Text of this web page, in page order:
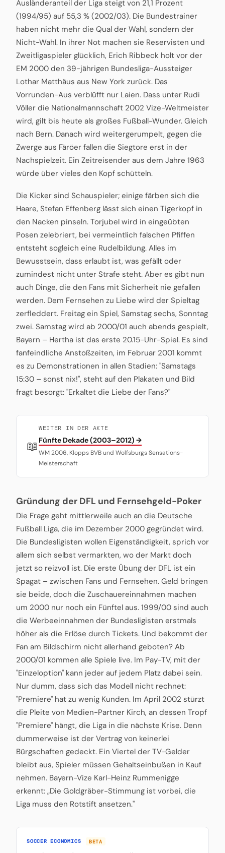
Ausländeranteil der Liga steigt von 21,1 Prozent
(1994/95) auf 55,3 % (2002/03). Die Bundestrainer
haben nicht mehr die Qual der Wahl, sondern der
Nicht-Wahl. In ihrer Not machen sie Reservisten und
Zweitligaspieler glücklich, Erich Ribbeck holt vor der
EM 2000 den 39-jährigen Bundesliga-Aussteiger
Lothar Matthäus aus New York zurück. Das
Vorrunden-Aus verblüfft nur Laien. Dass unter Rudi
Völler die Nationalmannschaft 2002 Vize-Weltmeister
wird, gilt bis heute als großes Fußball-Wunder. Gleich
nach Bern. Danach wird weitergerumpelt, gegen die
Zwerge aus Färöer fallen die Siegtore erst in der
Nachspielzeit. Ein Zeitreisender aus dem Jahre 1963
würde über vieles den Kopf schütteln.
Die Kicker sind Schauspieler; einige färben sich die
Haare, Stefan Effenberg lässt sich einen Tigerkopf in
den Nacken pinseln. Torjubel wird in eingeübten
Posen zelebriert, bei vermeintlich falschen Pfiffen
entsteht sogleich eine Rudelbildung. Alles im
Bewusstsein, dass erlaubt ist, was gefällt oder
zumindest nicht unter Strafe steht. Aber es gibt nun
auch Dinge, die den Fans mit Sicherheit nie gefallen
werden. Dem Fernsehen zu Liebe wird der Spieltag
zerfleddert. Freitag ein Spiel, Samstag sechs, Sonntag
zwei. Samstag wird ab 2000/01 auch abends gespielt,
Bayern – Hertha ist das erste 20.15-Uhr-Spiel. Es sind
fanfeindliche Anstoßzeiten, im Februar 2001 kommt
es zu Demonstrationen in allen Stadien: "Samstags
15:30 – sonst nix!", steht auf den Plakaten und Bild
fragt besorgt: "Erkaltet die Liebe der Fans?"
📖
WEITER IN DER AKTE
Fünfte Dekade (2003–2012) →
WM 2006, Klopps BVB und Wolfsburgs Sensations-
Meisterschaft
Gründung der DFL und Fernsehgeld-Poker
Die Frage geht mittlerweile auch an die Deutsche
Fußball Liga, die im Dezember 2000 gegründet wird.
Die Bundesligisten wollen Eigenständigkeit, sprich vor
allem sich selbst vermarkten, wo der Markt doch
jetzt so reizvoll ist. Die erste Übung der DFL ist ein
Spagat – zwischen Fans und Fernsehen. Geld bringen
sie beide, doch die Zuschauereinnahmen machen
um 2000 nur noch ein Fünftel aus. 1999/00 sind auch
die Werbeeinnahmen der Bundesligisten erstmals
höher als die Erlöse durch Tickets. Und bekommt der
Fan am Bildschirm nicht allerhand geboten? Ab
2000/01 kommen alle Spiele live. Im Pay-TV, mit der
"Einzeloption" kann jeder auf jedem Platz dabei sein.
Nur dumm, dass sich das Modell nicht rechnet:
"Premiere" hat zu wenig Kunden. Im April 2002 stürzt
die Pleite von Medien-Partner Kirch, an dessen Tropf
"Premiere" hängt, die Liga in die nächste Krise. Denn
dummerweise ist der Vertrag von keinerlei
Bürgschaften gedeckt. Ein Viertel der TV-Gelder
bleibt aus, Spieler müssen Gehaltseinbußen in Kauf
nehmen. Bayern-Vize Karl-Heinz Rummenigge
erkennt: „Die Goldgräber-Stimmung ist vorbei, die
Liga muss den Rotstift ansetzen."
SOCCER ECONOMICS BETA